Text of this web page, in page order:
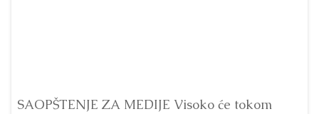
SAOPŠTENJE ZA MEDIJE Visoko će tokom